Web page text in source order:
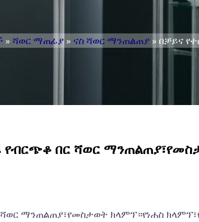
» ሻወር ማጠፊያ » ናስ ሻወር ማንጠልጠያ » በቻይና
የብርጭቆ በር ሻወር
ማንጠልጠያ፣የመስታወት ክላምፕ።የነሐስ